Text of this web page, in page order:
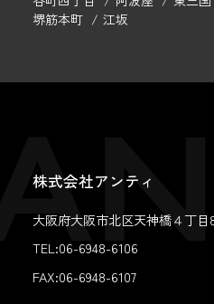
堺筋本町
江坂
株式会社アンティ
大阪府大阪市北区天神橋４丁目
TEL:06-6948-6106
FAX:06-6948-6107